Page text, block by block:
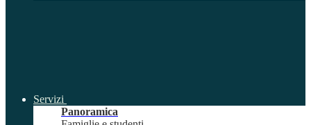
Servizi
Panoramica